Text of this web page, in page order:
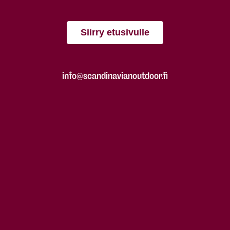
Siirry etusivulle
info@scandinavianoutdoor.fi